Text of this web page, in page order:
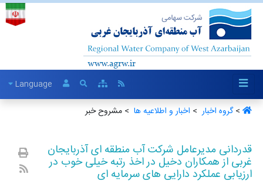
Language
>گروه اخبار ‏ > اخبار و اطلاعیه ها ‏ > مشروح خبر
قدردانی مدیرعامل شرکت آب منطقه ای آذربایجان
غربی از همکاران دخیل در اخذ رتبه خیلی خوب در
ارزیابی عملکرد دارایی های سرمایه ای